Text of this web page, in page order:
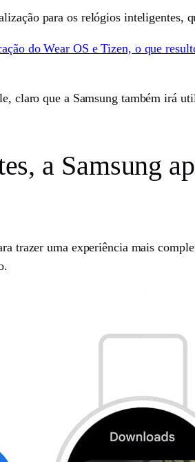
para os relógios inteligentes,
do Wear OS e Tizen, o que
claro que a Samsung também irá
a Samsung
trazer uma experiência mais